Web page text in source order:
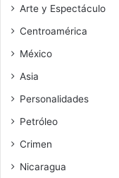
Arte y Espectáculo
Centroamérica
México
Asia
Personalidades
Petróleo
Crimen
Nicaragua